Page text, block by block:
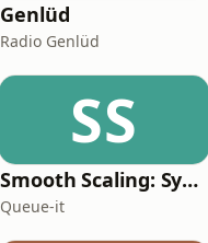
Genlüd
Radio Genlüd
SS
Smooth Scaling: System Design for High Traffic
Queue-it